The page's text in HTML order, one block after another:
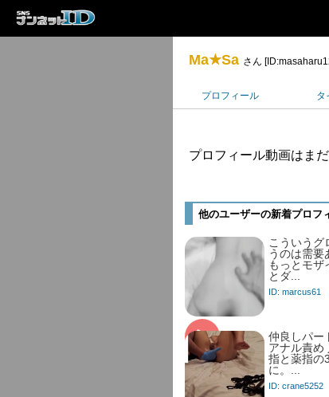
Ma★Sa さん
プロフィール タ
プロフィール動画はま
他のユーザーの新着プロフ
こういうグ
うのは需要
もっとモザ
とダ...
ID: marcus61
仲良しパー
アナル責め
指と薬指の
に。...
ID: crane5252